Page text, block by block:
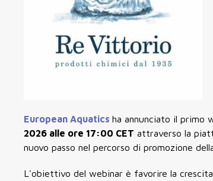
European Aquatics ha annunciato il primo
2026 alle ore 17:00 CET attraverso la
nuovo passo nel percorso di promozione
L'obiettivo del webinar è favorire la